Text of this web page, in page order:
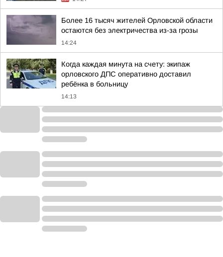
Более 16 тысяч жителей Орловской области
остаются без электричества из-за грозы
14:24
Когда каждая минута на счету: экипаж
орловского ДПС оперативно доставил
ребёнка в больницу
14:13